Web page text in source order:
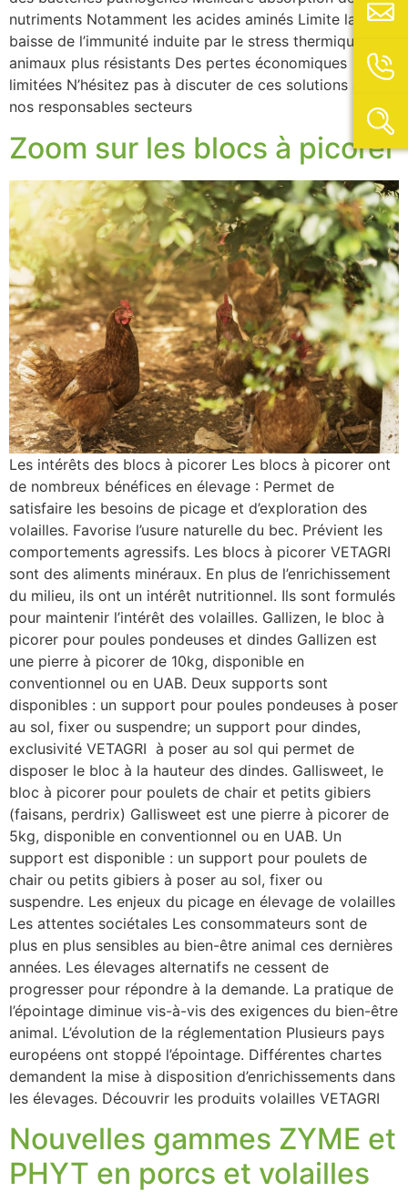
nutriments Notamment les acides aminés Limite la
baisse de l’immunité induite par le stress thermique Des
animaux plus résistants Des pertes économiques
limitées N’hésitez pas à discuter de ces solutions avec
nos responsables secteurs
Zoom sur les blocs à picorer
Les intérêts des blocs à picorer Les blocs à picorer ont
de nombreux bénéfices en élevage : Permet de
satisfaire les besoins de picage et d’exploration des
volailles. Favorise l’usure naturelle du bec. Prévient les
comportements agressifs. Les blocs à picorer VETAGRI
sont des aliments minéraux. En plus de l’enrichissement
du milieu, ils ont un intérêt nutritionnel. Ils sont formulés
pour maintenir l’intérêt des volailles. Gallizen, le bloc à
picorer pour poules pondeuses et dindes Gallizen est
une pierre à picorer de 10kg, disponible en
conventionnel ou en UAB. Deux supports sont
disponibles : un support pour poules pondeuses à poser
au sol, fixer ou suspendre; un support pour dindes,
exclusivité VETAGRI à poser au sol qui permet de
disposer le bloc à la hauteur des dindes. Gallisweet, le
bloc à picorer pour poulets de chair et petits gibiers
(faisans, perdrix) Gallisweet est une pierre à picorer de
5kg, disponible en conventionnel ou en UAB. Un
support est disponible : un support pour poulets de
chair ou petits gibiers à poser au sol, fixer ou
suspendre. Les enjeux du picage en élevage de volailles
Les attentes sociétales Les consommateurs sont de
plus en plus sensibles au bien-être animal ces dernières
années. Les élevages alternatifs ne cessent de
progresser pour répondre à la demande. La pratique de
l’épointage diminue vis-à-vis des exigences du bien-être
animal. L’évolution de la réglementation Plusieurs pays
européens ont stoppé l’épointage. Différentes chartes
demandent la mise à disposition d’enrichissements dans
les élevages. Découvrir les produits volailles VETAGRI
Nouvelles gammes ZYME et
PHYT en porcs et volailles